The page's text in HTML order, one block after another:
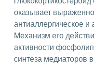
оказывает
антиаллергическое и
Механизм его
активности
синтеза медиаторов